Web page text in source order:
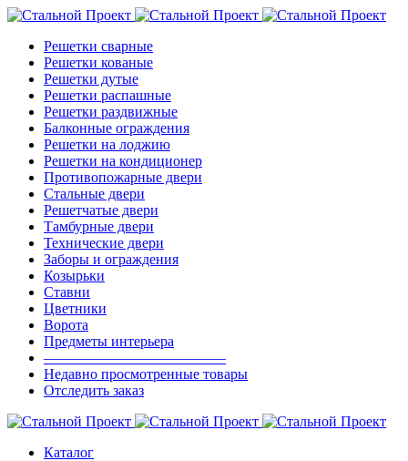
Решетки сварные
Решетки кованые
Решетки дутые
Решетки распашные
Решетки раздвижные
Балконные ограждения
Решетки на лоджию
Решетки на кондиционер
Противопожарные двери
Стальные двери
Решетчатые двери
Тамбурные двери
Технические двери
Заборы и ограждения
Козырьки
Ставни
Цветники
Ворота
Предметы интерьера
————————————–
Недавно просмотренные товары
Отследить заказ
Каталог